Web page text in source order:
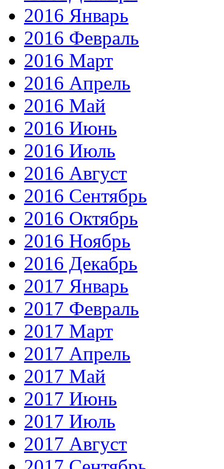
2016 Январь
2016 Февраль
2016 Март
2016 Апрель
2016 Май
2016 Июнь
2016 Июль
2016 Август
2016 Сентябрь
2016 Октябрь
2016 Ноябрь
2016 Декабрь
2017 Январь
2017 Февраль
2017 Март
2017 Апрель
2017 Май
2017 Июнь
2017 Июль
2017 Август